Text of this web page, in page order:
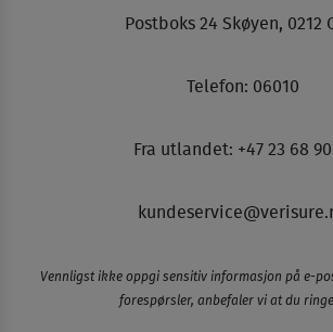
Postboks 24 Skøyen, 0212
Telefon: 06010
Fra utlandet: +47 23 68
Vennligst ikke oppgi sensitiv informasjon på e-
forespørsler, anbefaler vi at du